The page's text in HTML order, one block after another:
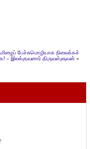
பேச்சுமொழியாக நிலைக்கச்
– இலக்குவனார் திருவள்ளுவன் »